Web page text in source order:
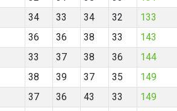
34 33 34 32 133
36 36 38 33 143
33 37 38 36 144
38 39 37 35 149
37 36 43 33 149